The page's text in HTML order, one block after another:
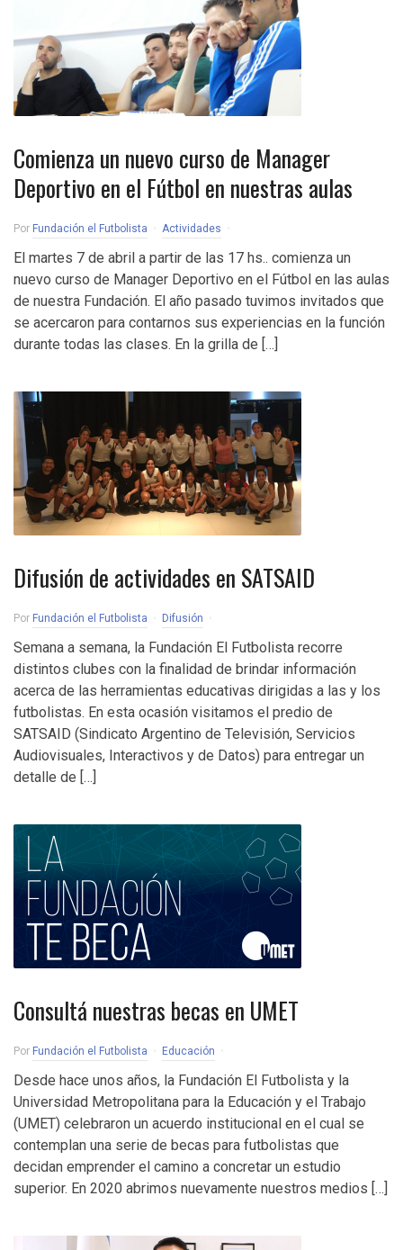
Comienza un nuevo curso de Manager
Deportivo en el Fútbol en nuestras aulas
Por Fundación el Futbolista Actividades
El martes 7 de abril a partir de las 17 hs.. comienza un
nuevo curso de Manager Deportivo en el Fútbol en las aulas
de nuestra Fundación. El año pasado tuvimos invitados que
se acercaron para contarnos sus experiencias en la función
durante todas las clases. En la grilla de […]
Difusión de actividades en SATSAID
Por Fundación el Futbolista Difusión
Semana a semana, la Fundación El Futbolista recorre
distintos clubes con la finalidad de brindar información
acerca de las herramientas educativas dirigidas a las y los
futbolistas. En esta ocasión visitamos el predio de
SATSAID (Sindicato Argentino de Televisión, Servicios
Audiovisuales, Interactivos y de Datos) para entregar un
detalle de […]
Consultá nuestras becas en UMET
Por Fundación el Futbolista Educación
Desde hace unos años, la Fundación El Futbolista y la
Universidad Metropolitana para la Educación y el Trabajo
(UMET) celebraron un acuerdo institucional en el cual se
contemplan una serie de becas para futbolistas que
decidan emprender el camino a concretar un estudio
superior. En 2020 abrimos nuevamente nuestros medios […]